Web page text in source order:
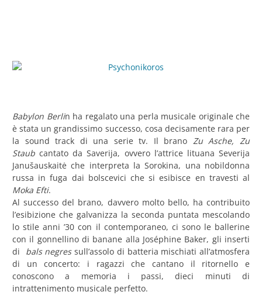
Babylon Berlin ha regalato una perla musicale originale che
è stata un grandissimo successo, cosa decisamente rara per
la sound track di una serie tv. Il brano Zu Asche, Zu
Staub cantato da Saverija, ovvero l’attrice lituana Severija
Janušauskaitė che interpreta la Sorokina, una nobildonna
russa in fuga dai bolscevici che si esibisce en travesti al
Moka Efti.
Al successo del brano, davvero molto bello, ha contribuito
l’esibizione che galvanizza la seconda puntata mescolando
lo stile anni ’30 con il contemporaneo, ci sono le ballerine
con il gonnellino di banane alla Joséphine Baker, gli inserti
di bals negressull’assolo di batteria mischiati all’atmosfera
di un concerto: i ragazzi che cantano il ritornello e
conoscono a memoria i passi, dieci minuti di
intrattenimento musicale perfetto.